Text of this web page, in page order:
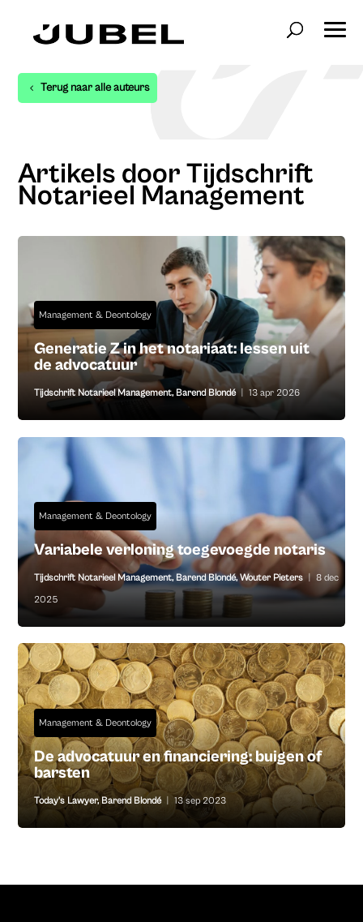
Terug naar alle auteurs
Artikels door Tijdschrift
Notarieel Management
Management & Deontology
Generatie Z in het notariaat: lessen uit
de advocatuur
Tijdschrift Notarieel Management, Barend Blondé 13 apr 2026
Management & Deontology
Variabele verloning toegevoegde notaris
Tijdschrift Notarieel Management, Barend Blondé,Wouter Pieters | 8 dec
2025
Management & Deontology
De advocatuur en financiering: buigen of
barsten
Today's Lawyer,Barend Blondé 13 sep 2023